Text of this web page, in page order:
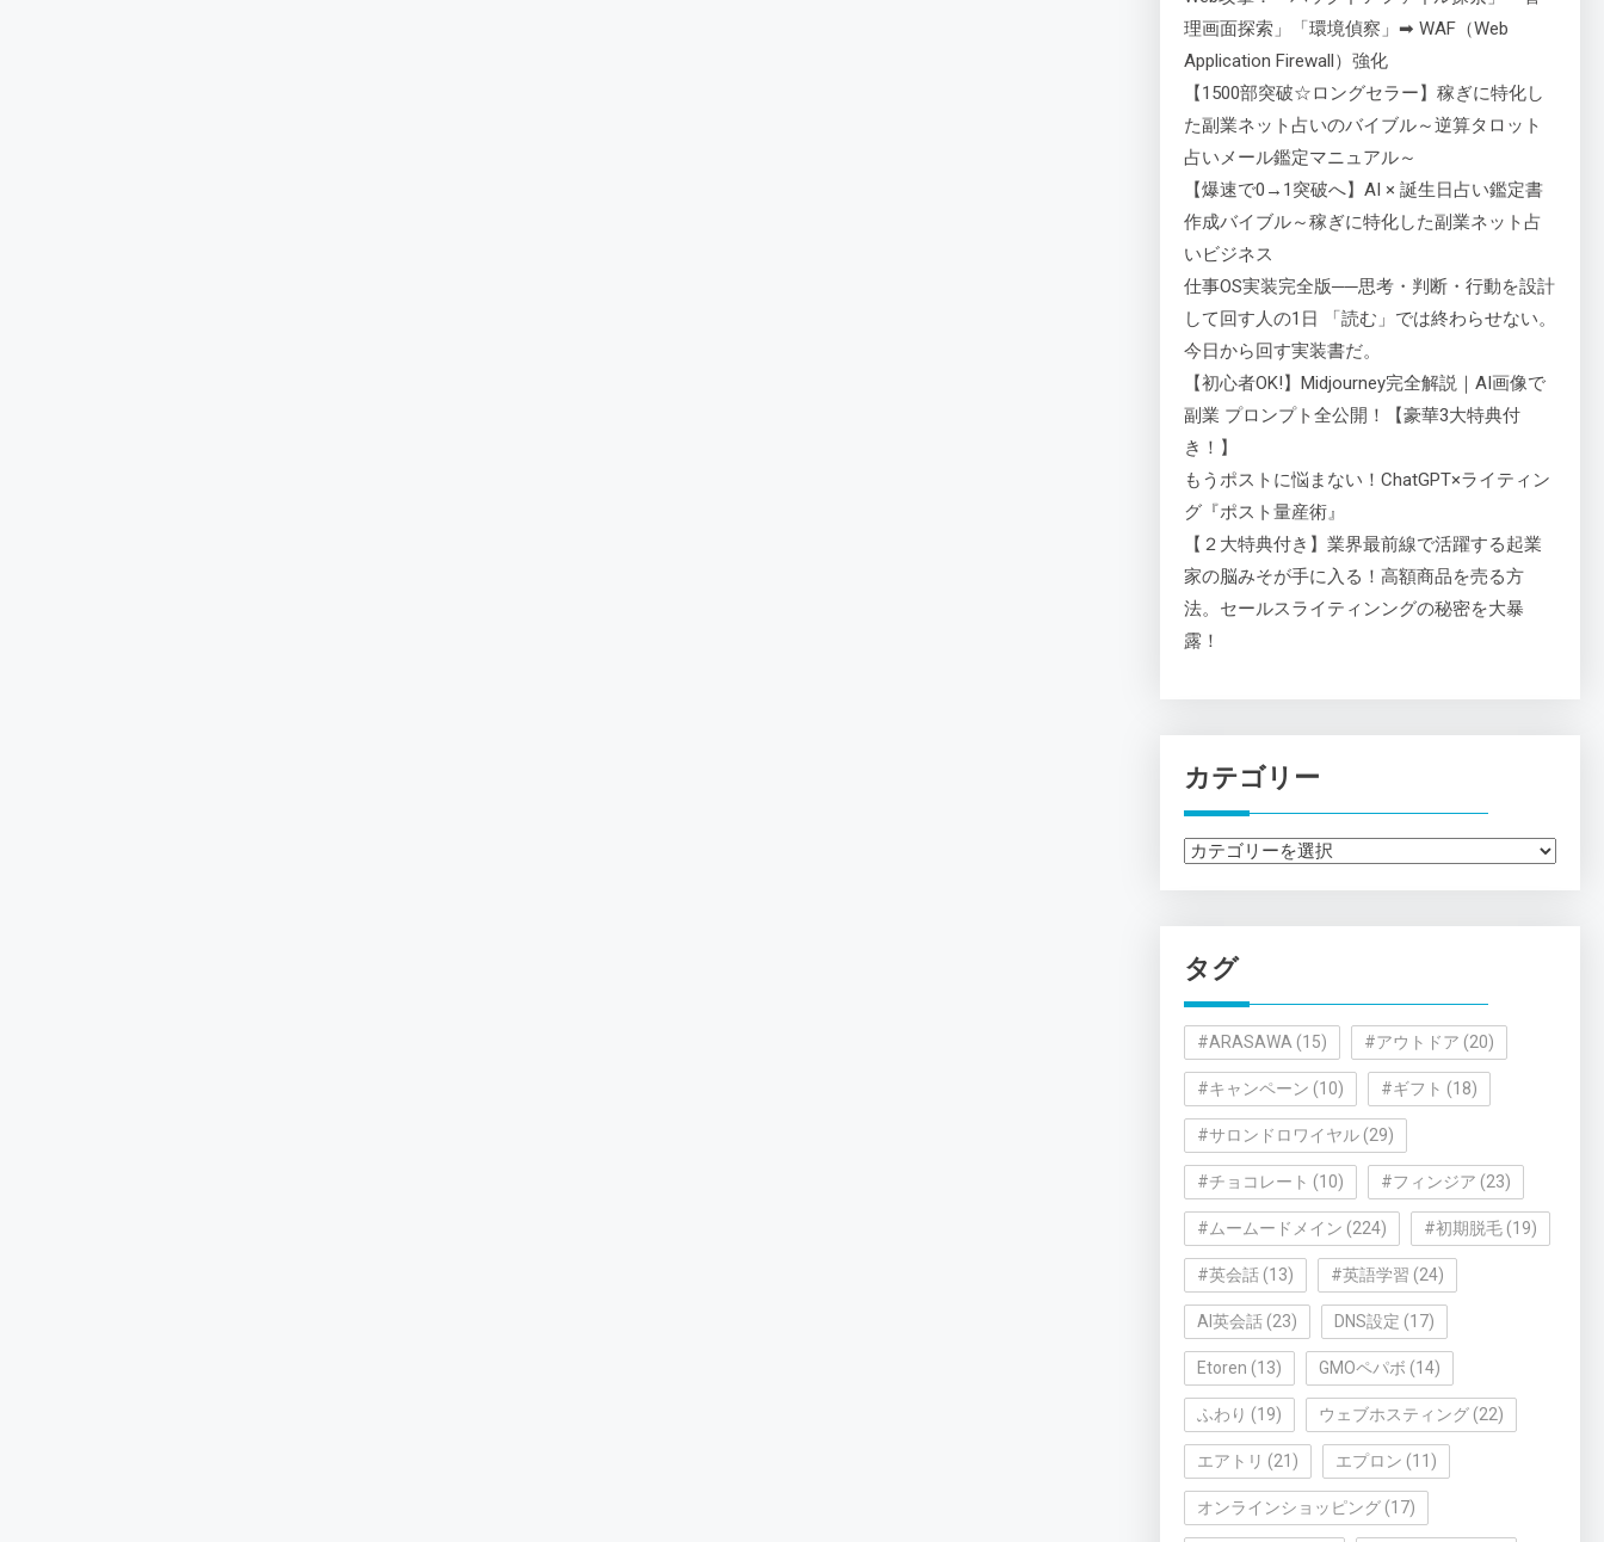
理画面探索」「環境偵察」➡ WAF（Web
Application Firewall）強化
【1500部突破☆ロングセラー】稼ぎに特化し
た副業ネット占いのバイブル～逆算タロット
占いメール鑑定マニュアル～
【爆速で0→1突破へ】AI × 誕生日占い鑑定書
作成バイブル～稼ぎに特化した副業ネット占
いビジネス
仕事OS実装完全版──思考・判断・行動を設計
して回す人の1日 「読む」では終わらせない。
今日から回す実装書だ。
【初心者OK!】Midjourney完全解説｜AI画像で
副業 プロンプト全公開！【豪華3大特典付
き！】
もうポストに悩まない！ChatGPT×ライティン
グ『ポスト量産術』
【２大特典付き】業界最前線で活躍する起業
家の脳みそが手に入る！高額商品を売る方
法。セールスライティンングの秘密を大暴
露！
カテゴリー
カ
ー
タグ
#ARASAWA (15) #アウトドア (20)
#キャンペーン (10) #ギフト (18)
#サロンドロワイヤル(29)
#チョコレート (10) #フィンジア (23)
#ムームードメイン (224) #初期脱毛(19)
#英会話(13) #英語学習 (24)
AI英会話(23) DNS設定 (17)
Etoren (13) GMOペパボ (14)
ふわり (19) ウェブホスティング(22)
エアトリ (21) エプロン (11)
オンラインショッピング(17)